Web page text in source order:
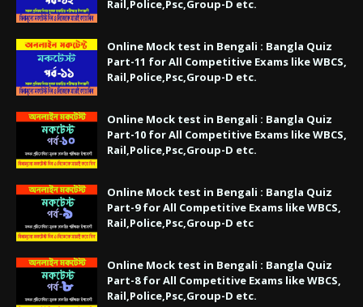
Rail,Police,Psc,Group-D etc.
Online Mock test in Bengali : Bangla Quiz
Part-11 for All Competitive Exams like WBCS,
Rail,Police,Psc,Group-D etc.
Online Mock test in Bengali : Bangla Quiz
Part-10 for All Competitive Exams like WBCS,
Rail,Police,Psc,Group-D etc.
Online Mock test in Bengali : Bangla Quiz
Part-9 for All Competitive Exams like WBCS,
Rail,Police,Psc,Group-D etc
Online Mock test in Bengali : Bangla Quiz
Part-8 for All Competitive Exams like WBCS,
Rail,Police,Psc,Group-D etc.